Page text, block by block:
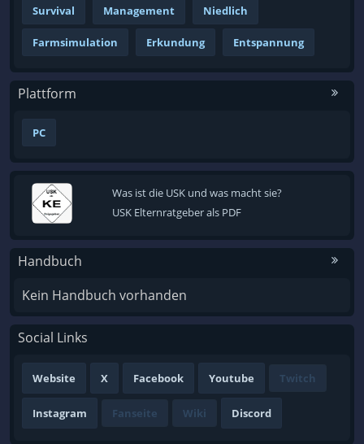
Survival Management Niedlich
Farmsimulation Erkundung Entspannung
Plattform
PC
Was ist die USK und was macht sie?
USK Elternratgeber als PDF
Handbuch
Kein Handbuch vorhanden
Social Links
Website X Facebook Youtube Twitch
Instagram Fanseite Wiki Discord